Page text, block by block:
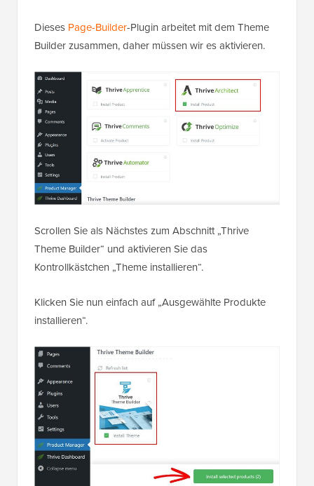
Dieses Page-Builder-Plugin arbeitet mit dem Theme
Builder zusammen, daher müssen wir es aktivieren.
Scrollen Sie als Nächstes zum Abschnitt „Thrive
Theme Builder“ und aktivieren Sie das
Kontrollkästchen „Theme installieren“.
Klicken Sie nun einfach auf „Ausgewählte Produkte
installieren“.